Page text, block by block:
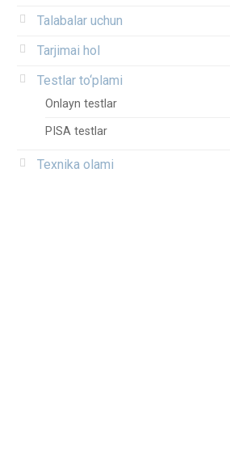
Talabalar uchun
Tarjimai hol
Testlar to‘plami
Onlayn testlar
PISA testlar
Texnika olami